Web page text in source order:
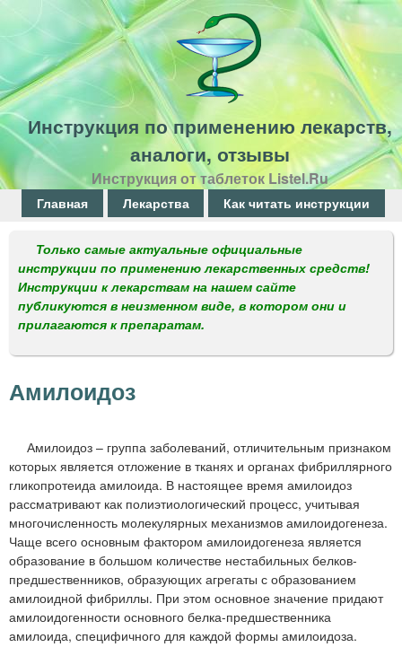
Перейти
к
основному
содержанию
Инструкция по применению лекарств,
аналоги, отзывы
Инструкция от таблеток Listel.Ru
а
в
н
м
н
ю
Главная Лекарства Как читать инструкции
Только самые актуальные официальные
инструкции по применению лекарственных средств!
Инструкции к лекарствам на нашем сайте
публикуются в неизменном виде, в котором они и
прилагаются к препаратам.
Амилоидоз
Амилоидоз – группа заболеваний, отличительным признаком
которых является отложение в тканях и органах фибриллярного
гликопротеида амилоида. В настоящее время амилоидоз
рассматривают как полиэтиологический процесс, учитывая
многочисленность молекулярных механизмов амилоидогенеза.
Чаще всего основным фактором амилоидогенеза является
образование в большом количестве нестабильных белков-
предшественников, образующих агрегаты с образованием
амилоидной фибриллы. При этом основное значение придают
амилоидогенности основного белка-предшественника
амилоида, специфичного для каждой формы амилоидоза.